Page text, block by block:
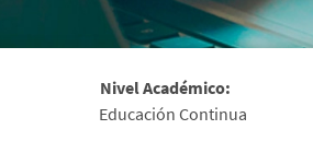
Nivel Académico:
Educación Continua